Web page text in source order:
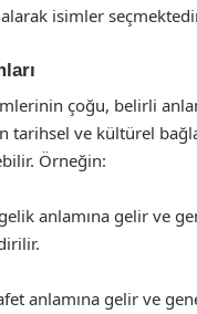
isimler
çoğu, belirli
tarihsel ve kültürel
Örneğin:
anlamına gelir ve
anlamına gelir ve